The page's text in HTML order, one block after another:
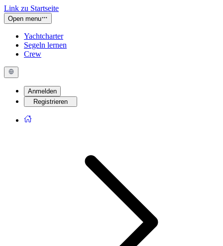
Link zu Startseite
Open menu
Yachtcharter
Segeln lernen
Crew
Anmelden
Registrieren